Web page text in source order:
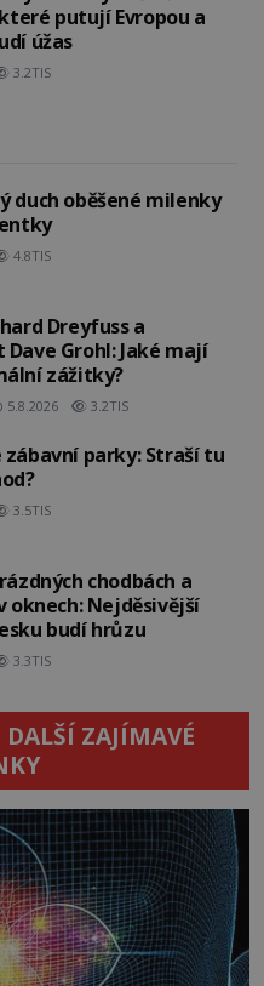
putují Evropou a
úžas
3.2TIS
duch oběšené milenky
4.8TIS
Dreyfuss a
Grohl: Jaké mají
zážitky?
5.8.2026 3.2TIS
zábavní parky: Straší tu
3.5TIS
chodbách a
oknech: Nejděsivější
budí hrůzu
3.3TIS
ZAJÍMAVÉ